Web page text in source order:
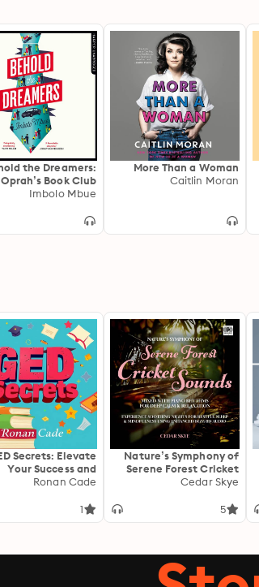
More Than a Woman
Caitlin Moran
the Dreamers:
Book Club
pick
Imbolo Mbue
Nature’s Symphony of
Serene Forest Cricket
Sounds Mixed With
Calm & Relaxation:
Cedar Skye
5
Secrets: Elevate
Your Success and
Conquer the Exam
Unlock engaging
Ronan Cade
1